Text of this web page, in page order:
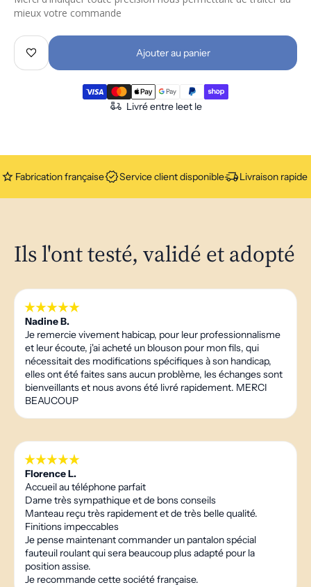
mieux votre commande
Ajouter au panier
Livré entre leet le
Fabrication française Service client disponible Livraison rapide
Ils l'ont testé, validé et adopté
Nadine B.
Je remercie vivement habicap, pour leur professionnalisme
et leur écoute, j'ai acheté un blouson pour mon fils, qui
nécessitait des modifications spécifiques à son handicap,
elles ont été faites sans aucun problème, les échanges sont
bienveillants et nous avons été livré rapidement. MERCI
BEAUCOUP
Florence L.
Accueil au téléphone parfait
Dame très sympathique et de bons conseils
Manteau reçu très rapidement et de très belle qualité.
Finitions impeccables
Je pense maintenant commander un pantalon spécial
fauteuil roulant qui sera beaucoup plus adapté pour la
position assise.
Je recommande cette société française.